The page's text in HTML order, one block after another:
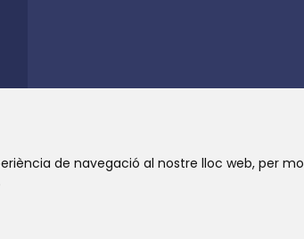
de navegació al nostre lloc web, per